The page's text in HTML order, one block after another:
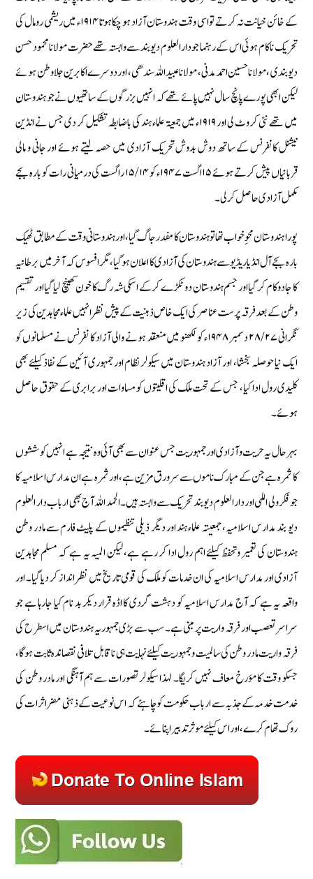
کے خائن خیانت نہ کرتے تو اسی وقت ہندوستان آزاد ہو چکا ہوتا ۱۹۱۴ء میں ریشمی رومال کی
تحریک نا کام ہوئی اس کے رہنما جو دارالعلوم دیو بند سے وابستہ تھے حضرت مولانا محمود حسن
دیوبندی ، مولانا حسین احمد مدنی، مولانا عبید اللہ سندھی ، اور دوسرے اکابرین جلا وطن ہوئے
لیکن ابھی پورے پانچ سال نہیں پائے تھے کہ انہیں بزرگوں کے ساتھیوں نے جو ہندوستان
میں تھے نئی کروٹ لی اور ۱۹۱۹ء میں جمعیۃ علماء ہند کی باضابطہ تشکیل کر دی جس نے انڈین
نیشنل کانفرنس کے ساتھ دوش بدوش تحریک آزادی میں حصہ لیتے ہوئے اور جانی و مالی
قربانیاں پیش کرتے ہوئے ۱۵ اگست ۱۹۴۷ء کو ۱۵/۱۴ راگست کی درمیانی رات کو بارہ بجے
مکمل آزادی حاصل کر لی۔
پورا ہندوستان محوِ خواب تھا تو ہندوستان كا مفدر جاگ گيا، اور ہندوستانى وقت كے مطابق ٹھيك
بارہ بجے آل انڈيا ريڈيو سے ہندوستان كى آزادى كا اعلان ہو گيا، مگر افسوس کہ آخر میں برطانیہ
کا جادو کام کر گیا اور جسم ہندوستان دو ٹکڑے کر کے اسکی شہ رگ کا خون کھینچ لیا گیا اور تقسیم
وطن کے بعد فرقہ پرست عناصر کی ایک خاص ذہنیت کے پیش نظر انہیں علماء مجاہدین کى زیر
نگرانی ۲۸/۲۷ دسمبر ۱۹۴۸ء کو لکھنو میں منعقد ہونے والی آزاد کا نفرنس نے مسلمانوں کو
ایک نیا حوصلہ بخشا، اور آزاد ہندوستان میں سیکولر نظام اور جمہوری آئین کے نفاذ کیلئے بھی
کلیدی رول ادا کیا، جس کے تحت ملک کی اقلیتوں کو مساوات اور برابری کے حقوق حاصل
ہوئے۔
بہر حال یہ حریت و آزادی اور جمہوریت جس عنوان سے بھی آئی وہ نتیجہ ہے انہیں کوششوں
کا ثمرہ ہے جن کے مبارک ناموں سے سرورق مزین ہے ، اور ثمرہ ہے ان مدارس اسلامیہ کا
جو فکر ولی اللہی اور دارالعلوم دیو بند تحریک سے وابستہ ہیں۔ الحمد اللہ آج بھی ارباب دار العلوم
دیو بند مدارس اسلامیہ، جمعیتہ علماء ہند اور دیگر ذیلی تنظیموں کے پلیٹ فارم سے مادر وطن
ہندوستان کی تعمیر وتحفظ کیلئے اہم رول ادا کر رہے ہے، لیکن المیہ یہ ہے کہ مسلم مجاہدین
آزادی اور مدارس اسلامیہ کی ان خدمات کو ملک کی قومی تاریخ میں نظر انداز کر دیا گیا۔ اور
واقعہ یہ ہے کہ آج مدارس اسلامیہ کو دہشت گردی کا اڈہ قرار دیکر بد نام کیا جارہا ہے جو
سراسر تعصب اور فرقہ واریت پر مبنی ہے۔ سب سے بڑی جمہوریہ ہندوستان میں اسطرح کی
فرقہ واریت مادر وطن کی سالمیت و جمہوریت کیلئے نہایت ہی نا قابل تلافی نقصاندہ ثابت ہوگا،
جسکو وقت کا مؤرخ معاف نہیں کریگا۔ لہذا سیکولر تصورات سے ہم آہنگی اور مادر وطن کی
خدمت خدمہ کے جذبہ سے ارباب حکومت کو چاہئے کہ اس نوعیت کے ذہنى مضر اثرات کی
روک تھام کرے، اور اس کیلئے موثر تدبیر اپنائے۔